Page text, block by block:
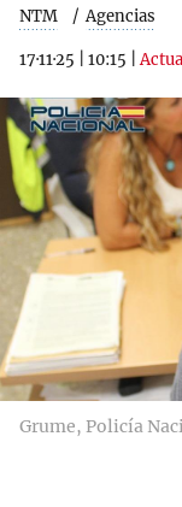
NTM Agencias
17·11·25 10:15 |
Grume, Policía